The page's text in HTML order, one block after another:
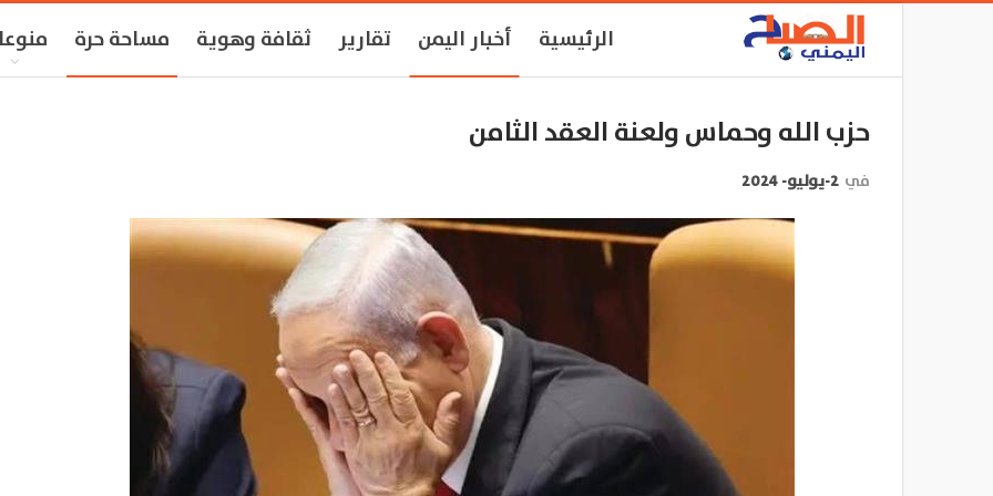
الرئيسية أخبار اليمن تقارير ثقافة وهوية مساحة حرة
حزب الله وحماس ولعنة العقد الثامن
في 2-يوليو- 2024